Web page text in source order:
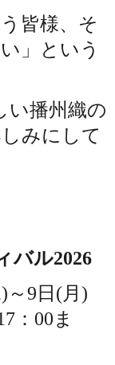
皆様、そ
」という
い播州織の
みにして
バル2026
)～9日(月)
：00ま